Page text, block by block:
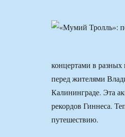
концертами в
перед жителями
Калининграде. Эта
рекордов Гиннеса.
путешествию.